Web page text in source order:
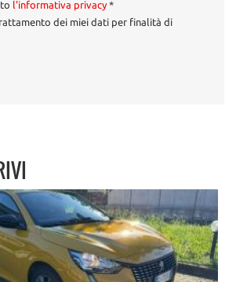
l'informativa privacy*
dei miei dati per finalità di